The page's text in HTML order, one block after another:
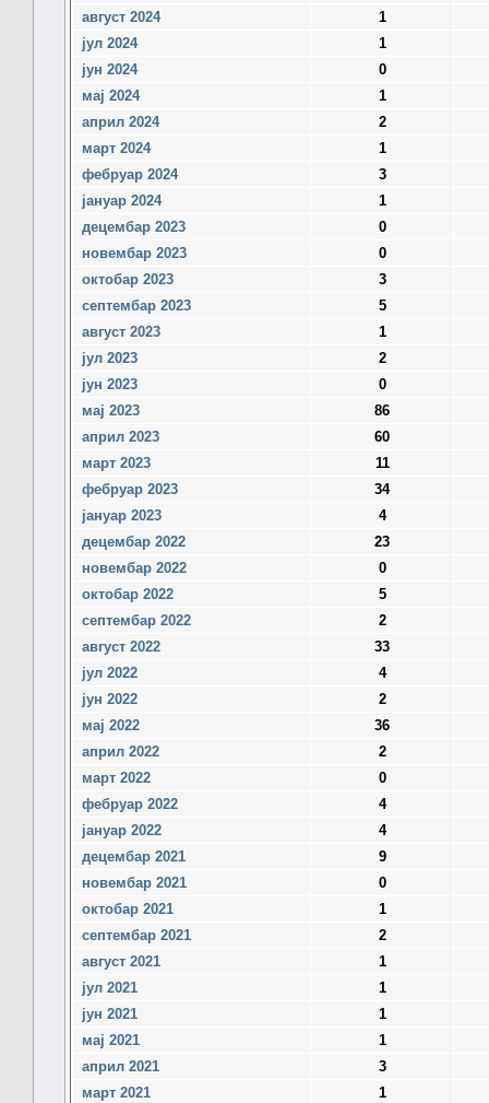
август 2024
1
јул 2024
1
јун 2024
0
мај 2024
1
април 2024
2
март 2024
1
фебруар 2024
3
јануар 2024
1
децембар 2023
0
новембар 2023
0
октобар 2023
3
септембар 2023
5
август 2023
1
јул 2023
2
јун 2023
0
мај 2023
86
април 2023
60
март 2023
11
фебруар 2023
34
јануар 2023
4
децембар 2022
23
новембар 2022
0
октобар 2022
5
септембар 2022
2
август 2022
33
јул 2022
4
јун 2022
2
мај 2022
36
април 2022
2
март 2022
0
фебруар 2022
4
јануар 2022
4
децембар 2021
9
новембар 2021
0
октобар 2021
1
септембар 2021
2
август 2021
1
јул 2021
1
јун 2021
1
мај 2021
1
април 2021
3
март 2021
1